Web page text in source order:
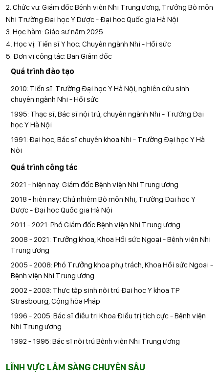
2. Chức vụ: Giám đốc Bệnh viện Nhi Trung ương, Trưởng Bộ môn
Nhi Trường Đại học Y Dược - Đại học Quốc gia Hà Nội
3. Học hàm: Giáo sư năm 2025
4. Học vị: Tiến sĩ Y học; Chuyên ngành Nhi - Hồi sức
5. Đơn vị công tác: Ban Giám đốc
Quá trình đào tạo
2010: Tiến sĩ: Trường Đại học Y Hà Nội, nghiên cứu sinh
chuyên ngành Nhi - Hồi sức
1995: Thạc sĩ, Bác sĩ nội trú, chuyên ngành Nhi - Trường Đại
học Y Hà Nội
1991: Đại học, Bác sĩ chuyên khoa Nhi - Trường Đại học Y Hà
Nội
Quá trình công tác
2021 - hiện nay: Giám đốc Bệnh viện Nhi Trung ương
2018 - hiện nay: Chủ nhiệm Bộ môn Nhi, Trường Đại học Y
Dược - Đại học Quốc gia Hà Nội
2011 - 2021: Phó Giám đốc Bệnh viện Nhi Trung ương
2008 - 2021: Trưởng khoa, Khoa Hồi sức Ngoại - Bệnh viện Nhi
Trung ương
2005 - 2008: Phó Trưởng khoa phụ trách, Khoa Hồi sức Ngoại -
Bệnh viện Nhi Trung ương
2002 - 2003: Thực tập sinh nội trú Đại học Y khoa TP
Strasbourg, Cộng hòa Pháp
1996 - 2005: Bác sĩ điều trị Khoa Điều trị tích cực - Bệnh viện
Nhi Trung ương
1992 - 1995: Bác sĩ nội trú Bệnh viện Nhi Trung ương
LĨNH VỰC LÂM SÀNG CHUYÊN SÂU